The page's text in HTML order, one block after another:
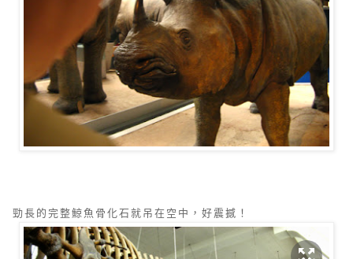
勁長的完整鯨魚骨化石就吊在空中，好震撼！